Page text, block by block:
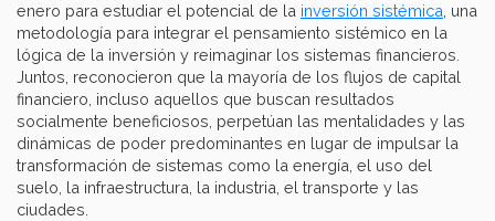
enero para estudiar el potencial de la inversión sistémica , una
metodología para integrar el pensamiento sistémico en la
lógica de la inversión y reimaginar los sistemas financieros.
Juntos, reconocieron que la mayoría de los flujos de capital
financiero, incluso aquellos que buscan resultados
socialmente beneficiosos, perpetúan las mentalidades y las
dinámicas de poder predominantes en lugar de impulsar la
transformación de sistemas como la energía, el uso del
suelo, la infraestructura, la industria, el transporte y las
ciudades.